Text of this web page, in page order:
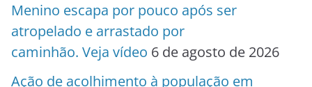
Menino escapa por pouco após ser
atropelado e arrastado por
caminhão. Veja vídeo 6 de agosto de 2026
Ação de acolhimento à população em